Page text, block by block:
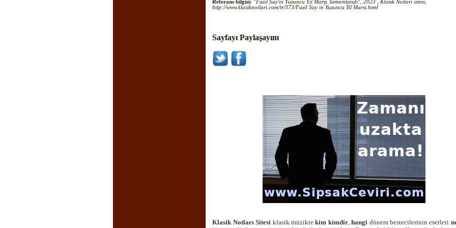
Referans bilgisi: "Fazıl Say'ın Yüzüncü Yıl Marşı Tamamlandı", 2023 , Klasik Notları sitesi,
http://www.klasiknotlari.com/tr/373/Fazil Say in Yuzuncu Yil Marsi.html
Sayfayı Paylaşayım
Klasik Notları Sitesi klasik müziktekim kimdir,hangi dönem bestecilerinin eserleri